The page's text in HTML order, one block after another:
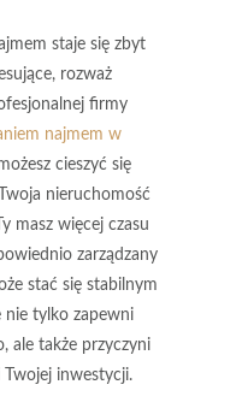
staje się zbyt
rozważ
firmy
najmem w
cieszyć się
nieruchomość
masz więcej czasu
zarządzany
stać się stabilnym
nie tylko zapewni
ale także przyczyni
inwestycji.